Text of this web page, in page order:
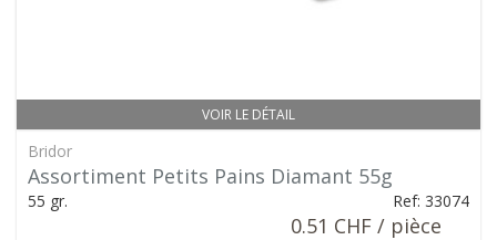
VOIR LE DÉTAIL
Bridor
Assortiment Petits Pains Diamant 55g
55 gr. Ref: 33074
0.51 CHF / pièce